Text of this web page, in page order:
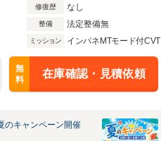
修復歴 なし
整備 法定整備無
ミッション インパネMTモード付CVT
無
料
在庫確認・見積依頼
のキャンペーン開催